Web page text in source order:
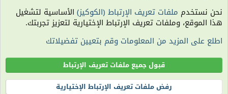
الكوكيز
المنتدى غير مسؤول عن أي اتفاق تجاري أو تعاوني بين الأعضاء، فعلى كل شخص تحمل
مسئولية نفسه.
التعليقات المنشورة لا تعبر عن رأي منتدى اللمة الجزائرية ولا نتحمل أي مسؤولية حيال
ذلك (ويتحمل كاتبها مسؤولية النشر).
نحن نستخدم ملفات تعريف الإرتباط (الكوكيز) الأساسية لتشغيل
هذا الموقع، وملفات تعريف الإرتباط الإختيارية لتعزيز تجربتك.
اطلع على المزيد من المعلومات وقم بتعيين تفضيلاتك
قبول جميع ملفات تعريف الإرتباط
رفض ملفات تعريف الإرتباط الإختيارية